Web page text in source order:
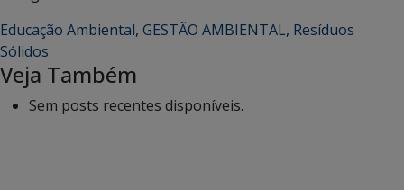
Educação Ambiental, GESTÃO AMBIENTAL, Resíduos
Sólidos
Veja Também
Sem posts recentes disponíveis.